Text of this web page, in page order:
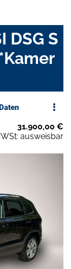
DSG S
31.900,00 €
ausweisbar